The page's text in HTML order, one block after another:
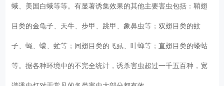
蛾、美国白蛾等等。有显著诱集效果的其他主要害虫包括：鞘翅
目类的金龟子、天牛、步甲、跳甲、象鼻虫等；双翅目类的蚊
子、蝇、蠓、虻等；同翅目类的飞虱、叶蝉等；直翅目类的蝼蛄
等。据各种环境中的不完全统计，诱杀害虫超过一千五百种，宽